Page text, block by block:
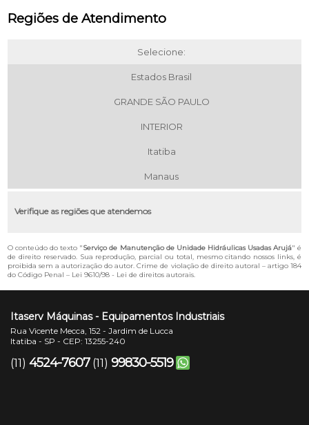
Regiões de Atendimento
Selecione:
Estados Brasil
GRANDE SÃO PAULO
INTERIOR
Itatiba
Manaus
Verifique as regiões que atendemos
O conteúdo do texto "Serviço de Manutenção de Unidade Hidráulicas Usadas Arujá" é
de direito reservado. Sua reprodução, parcial ou total, mesmo citando nossos links, é
proibida sem a autorização do autor. Crime de violação de direito autoral – artigo 184
do Código Penal – Lei 9610/98 - Lei de direitos autorais.
Itaserv Máquinas - Equipamentos Industriais
Rua Vicente Mecca, 152 - Jardim de Lucca
Itatiba - SP - CEP: 13255-240
(11) 4524-7607 (11) 99830-5519